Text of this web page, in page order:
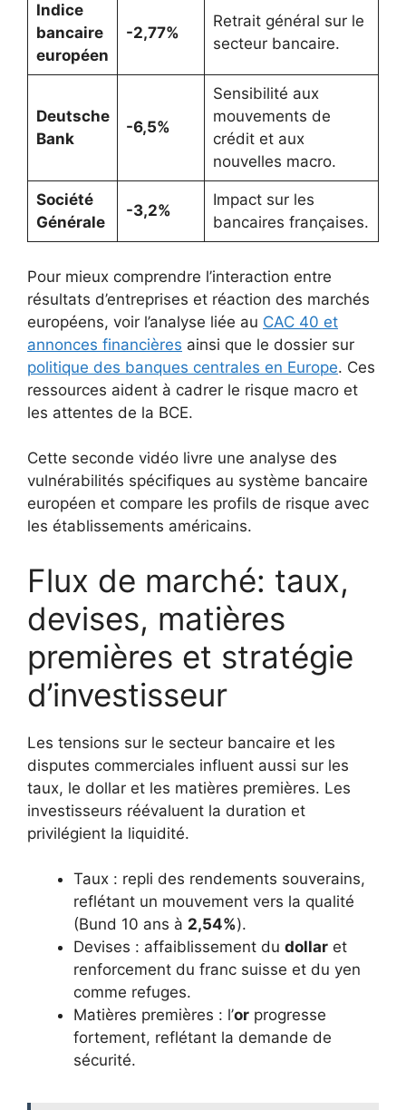
Indice
bancaire
européen
-2,77%
Retrait général sur le
secteur bancaire.
Deutsche
Bank
-6,5%
Sensibilité aux
mouvements de
crédit et aux
nouvelles macro.
Société
Générale
-3,2%
Impact sur les
bancaires françaises.
Pour mieux comprendre l’interaction entre
résultats d’entreprises et réaction des marchés
européens, voir l’analyse liée au CAC 40 et
annonces financières ainsi que le dossier sur
politique des banques centrales en Europe. Ces
ressources aident à cadrer le risque macro et
les attentes de la BCE.
Cette seconde vidéo livre une analyse des
vulnérabilités spécifiques au système bancaire
européen et compare les profils de risque avec
les établissements américains.
Flux de marché: taux,
devises, matières
premières et stratégie
d’investisseur
Les tensions sur le secteur bancaire et les
disputes commerciales influent aussi sur les
taux, le dollar et les matières premières. Les
investisseurs réévaluent la duration et
privilégient la liquidité.
Taux : repli des rendements souverains,
reflétant un mouvement vers la qualité
(Bund 10 ans à 2,54%).
Devises : affaiblissement du dollar et
renforcement du franc suisse et du yen
comme refuges.
Matières premières : l’or progresse
fortement, reflétant la demande de
sécurité.